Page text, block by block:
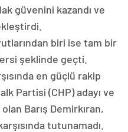
güvenini kazandı ve
biri ise tam bir
şeklinde geçti.
en güçlü rakip
Partisi (CHP) adayı ve
Barış Demirkıran,
tutunamadı.